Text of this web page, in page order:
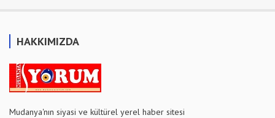
HAKKIMIZDA
Mudanya'nın siyasi ve kültürel yerel haber sitesi